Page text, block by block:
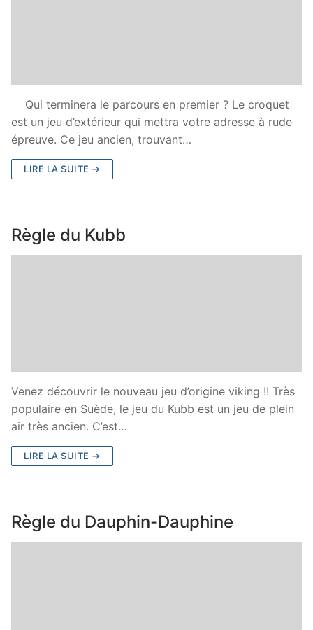
Qui terminera le parcours en premier ? Le croquet
est un jeu d’extérieur qui mettra votre adresse à rude
épreuve. Ce jeu ancien, trouvant…
LIRE LA SUITE →
Règle du Kubb
Venez découvrir le nouveau jeu d’origine viking !! Très
populaire en Suède, le jeu du Kubb est un jeu de plein
air très ancien. C’est…
LIRE LA SUITE →
Règle du Dauphin-Dauphine